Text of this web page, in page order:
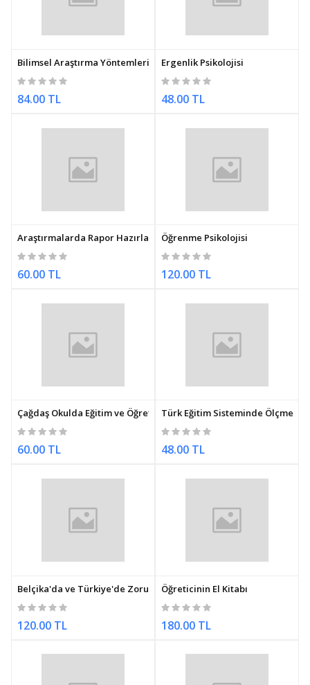
Bilimsel Araştırma Yöntemleri
84.00 TL
Ergenlik Psikolojisi
48.00 TL
Araştırmalarda Rapor Hazırlama
60.00 TL
Öğrenme Psikolojisi
120.00 TL
Çağdaş Okulda Eğitim ve Öğretim
60.00 TL
Türk Eğitim Sisteminde Ölçme
48.00 TL
Belçika'da ve Türkiye'de Zorunlu Eğitim
120.00 TL
Öğreticinin El Kitabı
180.00 TL